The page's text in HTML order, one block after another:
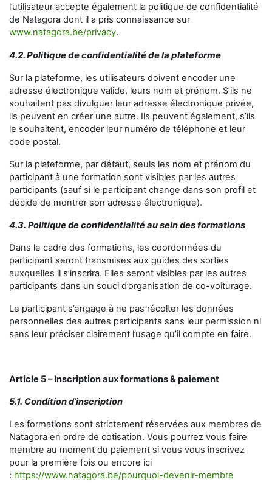
l’utilisateur accepte également la politique de confidentialité
de Natagora dont il a pris connaissance sur
www.natagora.be/privacy.
4.2. Politique deconfidentialité de la plateforme
Sur la plateforme, les utilisateurs doivent encoder une
adresse électronique valide, leurs nom et prénom. S’ils ne
souhaitent pas divulguer leur adresse électronique privée,
ils peuvent en créer une autre. Ils peuvent également, s’ils
le souhaitent, encoder leur numéro de téléphone et leur
code postal.
Sur la plateforme, par défaut, seuls les nom et prénom du
participant à une formation sont visibles par les autres
participants (sauf si le participant change dans son profil et
décide de montrer son adresse électronique).
4.3. Politique deconfidentialité au sein des formations
Dans le cadre des formations, les coordonnées du
participant seront transmises aux guides des sorties
auxquelles il s’inscrira. Elles seront visibles par les autres
participants dans un souci d’organisation de co-voiturage.
Le participant s’engage à ne pas récolter les données
personnelles des autres participants sans leur permission ni
sans leur préciser clairement l’usage qu’il compte en faire.
Article 5 – Inscription aux formations & paiement
5.1. Condition d’inscription
Les formations sont strictement réservées aux membres de
Natagora en ordre de cotisation. Vous pourrez vous faire
membre au moment du paiement si vous vous inscrivez
pour la première fois ou encore ici
: https://www.natagora.be/pourquoi-devenir-membre